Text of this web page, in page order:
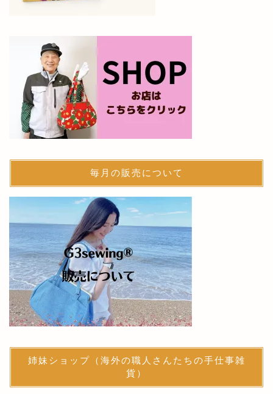
毎月の販売について
姉妹ショップ（海外の職人さんたちの手仕事雑
貨）